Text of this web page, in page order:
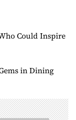
Could Inspire
in Dining